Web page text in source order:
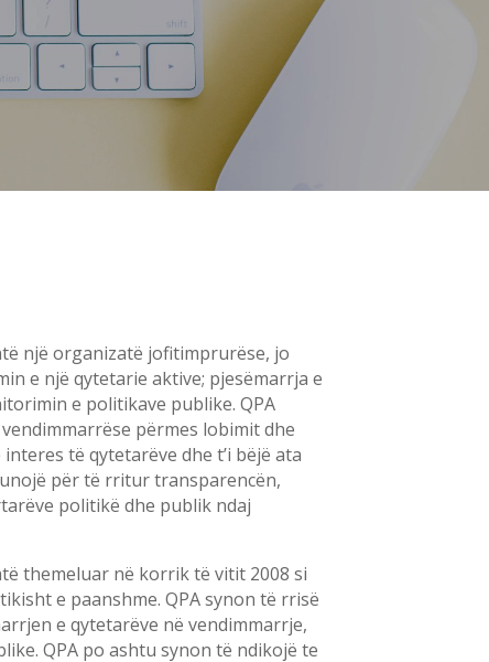
një organizatë jofitimprurëse, jo
e një qytetarie aktive; pjesëmarrja e
e politikave publike. QPA
përmes lobimit dhe
të qytetarëve dhe t’i bëjë ata
për të rritur transparencën,
politikë dhe publik ndaj
themeluar në korrik të vitit 2008 si
e paanshme. QPA synon të rrisë
e qytetarëve në vendimmarrje,
QPA po ashtu synon të ndikojë te